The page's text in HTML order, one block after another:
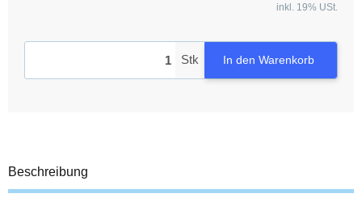
inkl. 19% USt.
Stk In den Warenkorb
Beschreibung